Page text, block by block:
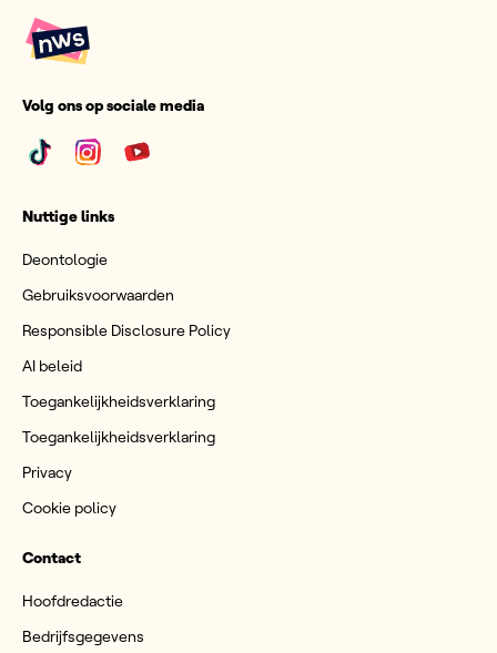
Volg ons op sociale media
Nuttige links
Deontologie
Gebruiksvoorwaarden
Responsible Disclosure Policy
AI beleid
Toegankelijkheidsverklaring
Toegankelijkheidsverklaring
Privacy
Cookie policy
Contact
Hoofdredactie
Bedrijfsgegevens